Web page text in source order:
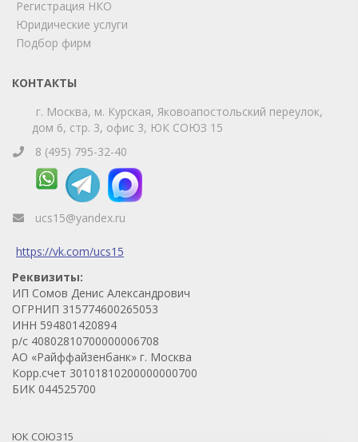
Регистрация НКО
Юридические услуги
Подбор фирм
КОНТАКТЫ
г. Москва, м. Курская, Яковоапостольский переулок,
дом 6, стр. 3, офис 3, ЮК СОЮЗ 15
8 (495) 795-32-40
ucs15@yandex.ru
https://vk.com/ucs15
Реквизиты:
ИП Сомов Денис Александрович
ОГРНИП 315774600265053
ИНН 594801420894
р/с 40802810700000006708
АО «Райффайзенбанк» г. Москва
Корр.счет 30101810200000000700
БИК 044525700
ЮК СОЮЗ15
Телефон